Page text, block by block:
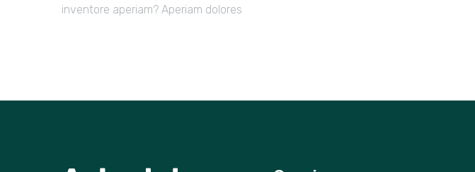
inventore aperiam? Aperiam dolores